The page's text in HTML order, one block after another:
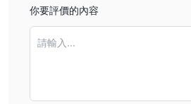
這些複雜問題的解決方案。
客戶服務
你要評價的內容
請輸入...